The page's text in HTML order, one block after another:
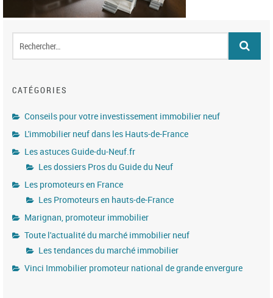
CATÉGORIES
Conseils pour votre investissement immobilier neuf
L'immobilier neuf dans les Hauts-de-France
Les astuces Guide-du-Neuf.fr
Les dossiers Pros du Guide du Neuf
Les promoteurs en France
Les Promoteurs en hauts-de-France
Marignan, promoteur immobilier
Toute l'actualité du marché immobilier neuf
Les tendances du marché immobilier
Vinci Immobilier promoteur national de grande envergure